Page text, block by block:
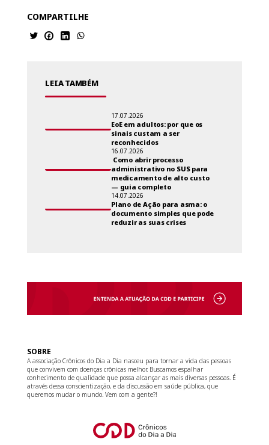
COMPARTILHE
LEIA TAMBÉM
17.07.2026
EoE em adultos: por que os
sinais custam a ser
reconhecidos
16.07.2026
Como abrir processo
administrativo no SUS para
medicamento de alto custo
— guia completo
14.07.2026
Plano de Ação para asma: o
documento simples que pode
reduzir as suas crises
SOBRE
A associação Crônicos do Dia a Dia nasceu para tornar a vida das pessoas
que convivem com doenças crônicas melhor. Buscamos espalhar
conhecimento de qualidade que possa alcançar as mais diversas pessoas. É
através dessa conscientização, e da discussão em saúde pública, que
queremos mudar o mundo. Vem com a gente?!